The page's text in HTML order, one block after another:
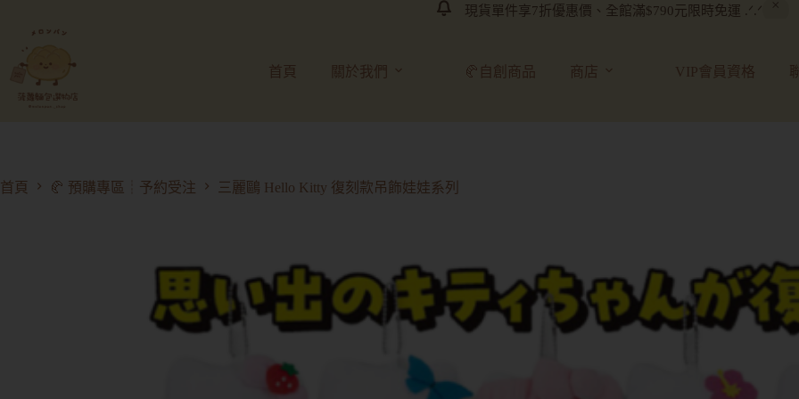
現貨單件享7折優惠價、全館滿$790元限時免運 .ᐟ.ᐟ
首頁 關於我們 🥐自創商品 商店 VIP會員資格
首頁 🥐 預購專區┊予約受注 三麗鷗 Hello Kitty 復刻款吊飾娃娃系列